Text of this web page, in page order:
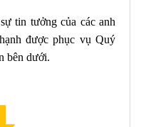
tin tưởng của các anh
được phục vụ Quý
bên dưới.